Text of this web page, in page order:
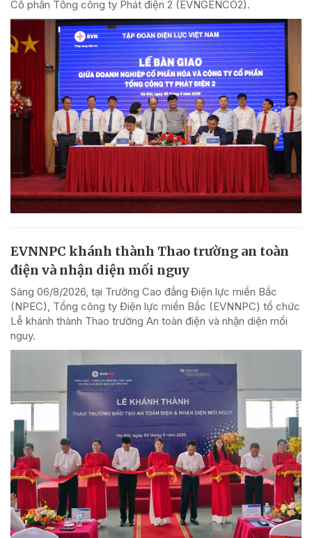
Cổ phần Tổng công ty Phát điện 2 (EVNGENCO2).
EVNNPC khánh thành Thao trường an toàn
điện và nhận diện mối nguy
Sáng 06/8/2026, tại Trường Cao đẳng Điện lực miền Bắc
(NPEC), Tổng công ty Điện lực miền Bắc (EVNNPC) tổ chức
Lễ khánh thành Thao trường An toàn điện và nhận diện mối
nguy.